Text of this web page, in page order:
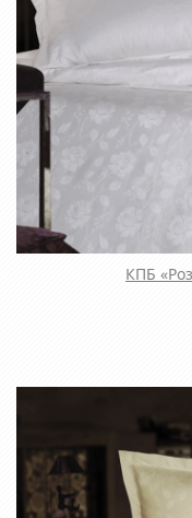
КПБ